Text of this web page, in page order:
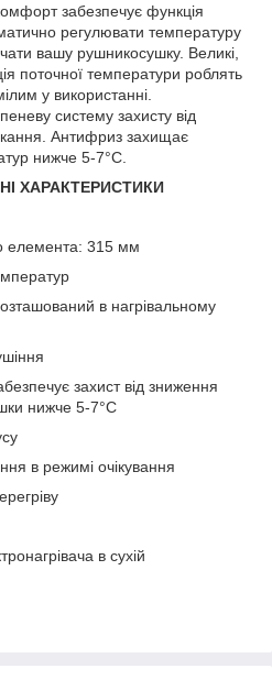
забезпечує функція
регулювати температуру
вашу рушникосушку. Великі,
поточної температури роблять
у використанні.
систему захисту від
Антифриз захищає
нижче 5-7°С.
ХАРАКТЕРИСТИКИ
елемента: 315 мм
в нагрівальному
захист від зниження
нижче 5-7°C
в режимі очікування
в сухій